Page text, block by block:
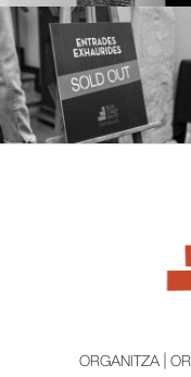
ORGANITZA |